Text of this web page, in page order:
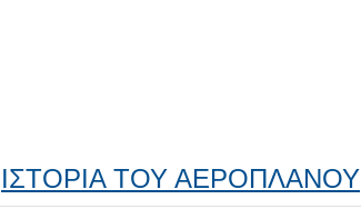
ΙΣΤΟΡΙΑ ΤΟΥ ΑΕΡΟΠΛΑΝΟΥ